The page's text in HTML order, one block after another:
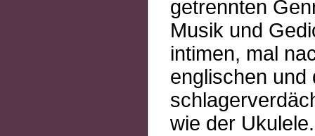
getrennten
Musik und
intimen, mal
englischen und
wie der Ukulele.